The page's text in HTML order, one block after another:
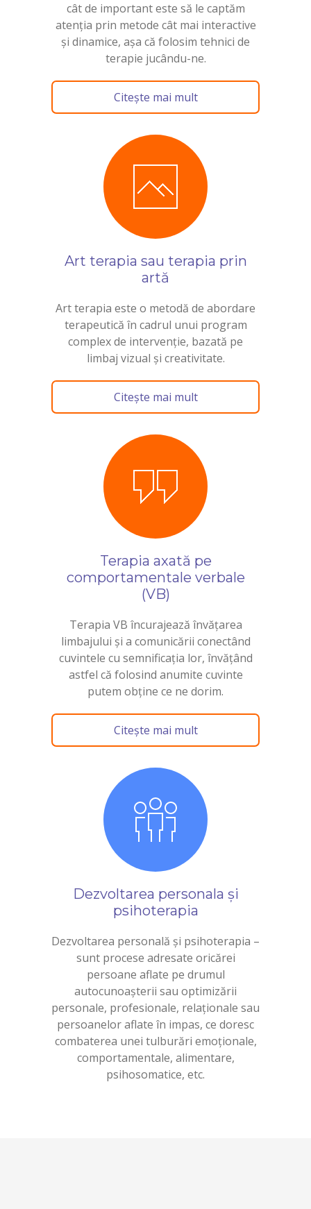
cât de important este să le captăm
atenția prin metode cât mai interactive
și dinamice, așa că folosim tehnici de
terapie jucându-ne.
Citește mai mult
Art terapia sau terapia prin
artă
Art terapia este o metodă de abordare
terapeutică în cadrul unui program
complex de intervenție, bazată pe
limbaj vizual și creativitate.
Citește mai mult
Terapia axată pe
comportamentale verbale
(VB)
Terapia VB încurajează învățarea
limbajului și a comunicării conectând
cuvintele cu semnificația lor, învățând
astfel că folosind anumite cuvinte
putem obține ce ne dorim.
Citește mai mult
Dezvoltarea personala și
psihoterapia
Dezvoltarea personală și psihoterapia –
sunt procese adresate oricărei
persoane aflate pe drumul
autocunoașterii sau optimizării
personale, profesionale, relaționale sau
persoanelor aflate în impas, ce doresc
combaterea unei tulburări emoționale,
comportamentale, alimentare,
psihosomatice, etc.